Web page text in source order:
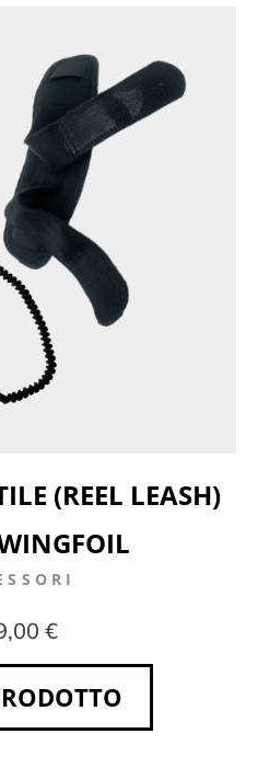
(REEL LEASH)
€